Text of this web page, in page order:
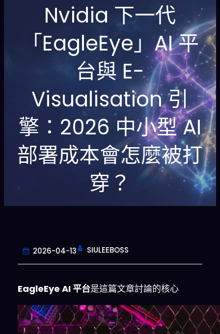
Nvidia 下一代
「EagleEye」AI 平
台與 E-
Visualisation 引
擎：2026 中小型 AI
部署成本會怎麼被打
穿？
2026-04-13 SIULEEBOSS
EagleEye AI 平台是這篇文章討論的核心